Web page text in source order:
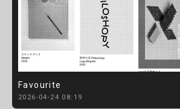
Favourite
2026-04-24 08:19